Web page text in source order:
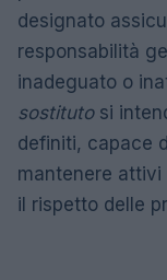
designato
responsabilità
inadeguato o
sostitutosi
definiti, capace
mantenere attivi
il rispetto delle